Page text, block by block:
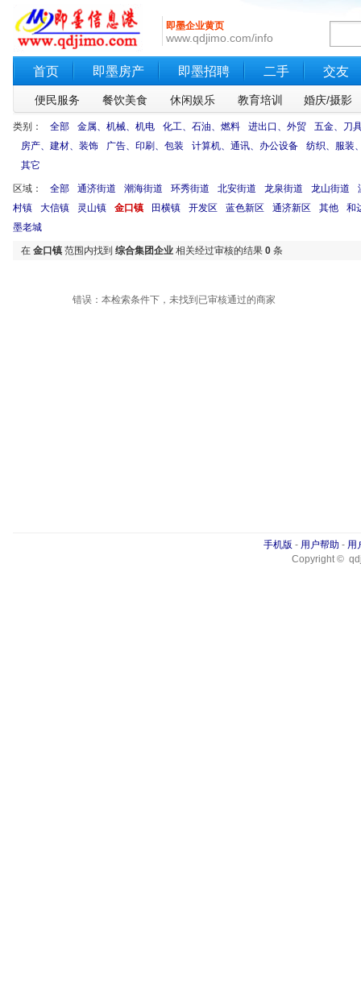
即墨企业黄页
www.qdjimo.com/info
首页 即墨房产 即墨招聘 二手 交友
便民服务 餐饮美食 休闲娱乐 教育培训 婚庆/摄影
类别： 全部 金属、机械、机电 化工、石油、燃料 进出口、外贸
五金、刀
房产、建材、装饰
广告、印刷、包装 计算机、通讯、办公设备
纺织、服装
其它
区域： 全部 通济街道 潮海街道 环秀街道 北安街道 龙泉街道 龙山街道
村镇
大信镇 灵山镇 金口镇 田横镇 开发区 蓝色新区 通济新区 其他
和
墨老城
在 金口镇 范围内找到 综合集团企业 相关经过审核的结果 0 条
错误：本检索条件下，未找到已审核通过的商家
手机版 - 用户帮助 - 用
Copyright ©